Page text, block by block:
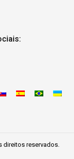
direitos reservados.